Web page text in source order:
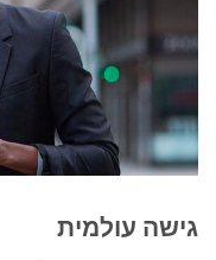
גישה עולמית